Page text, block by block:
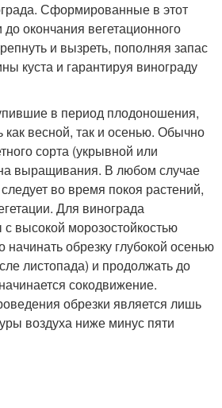
Сформированные в этот
окончания вегетационного
и вызреть, пополняя запас
куста и гарантируя винограду
в период плодоношения,
как весной, так и осенью. Обычно
сорта (укрывной или
выращивания. В любом случае
во время покоя растений,
Для винограда
высокой морозостойкостью
начинать обрезку глубокой осенью
листопада) и продолжать до
сокодвижение.
обрезки является лишь
воздуха ниже минус пяти